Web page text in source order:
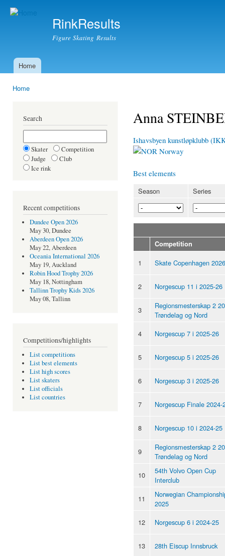
RinkResults
Figure Skating Results
Main menu
Home
Home
Search
Skater
Competition
Judge
Club
Ice rink
Recent competitions
Dundee Open 2026
May 30, Dundee
Aberdeen Open 2026
May 22, Aberdeen
Oceania International 2026
May 19, Auckland
Robin Hood Trophy 2026
May 18, Nottingham
Tallinn Trophy Kids 2026
May 08, Tallinn
Competitions/highlights
List competitions
List best elements
List high scores
List skaters
List officials
List countries
Anna
Ishavsbyen kunstløpklubb
Norway
Best elements
Season Series
Competition
1 Skate Copenhagen 2026
2 Norgescup 11 i 2025-26
3
Regionsmesterskap 2
Trøndelag og Nord
4
Norgescup 7 i 2025-26
5 Norgescup 5 i 2025-26
6 Norgescup 3 i 2025-26
7 Norgescup Finale 2024-
8 Norgescup 10 i 2024-25
9
Regionsmesterskap 2
Trøndelag og Nord
10
54th Volvo Open Cup
Interclub
11
Norwegian
2025
12
Norgescup 6 i 2024-25
13 28th Eiscup Innsbruck